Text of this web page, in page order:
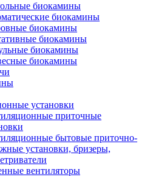
биокамины
биокамины
биокамины
биокамины
биокамины
биокамины
установки
приточные
бытовые приточно-
установки, бризеры,
вентиляторы